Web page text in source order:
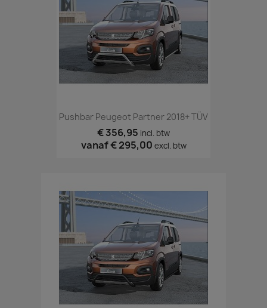
Pushbar Peugeot Partner 2018+ TÜV
€ 356,95 incl. btw
vanaf€ 295,00 excl. btw